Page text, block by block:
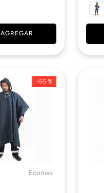
AGREGAR
-55 %
Ecomax